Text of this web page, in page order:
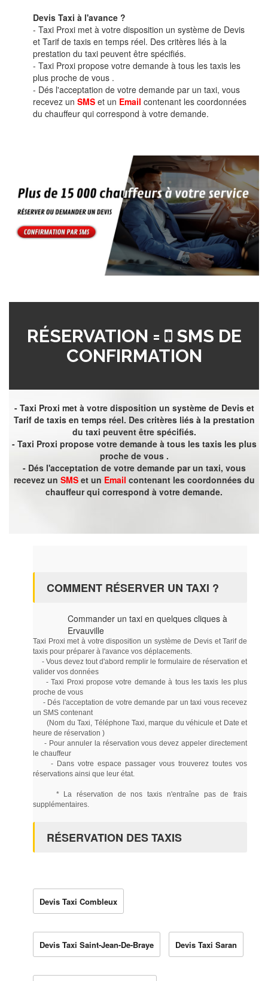
Devis Taxi à l'avance ?
- Taxi Proxi met à votre disposition un système de Devis
et Tarif de taxis en temps réel. Des critères liés à la
prestation du taxi peuvent être spécifiés.
- Taxi Proxi propose votre demande à tous les taxis les
plus proche de vous .
- Dés l'acceptation de votre demande par un taxi, vous
recevez un SMS et un Email contenant les coordonnées
du chauffeur qui correspond à votre demande.
RÉSERVATION =
SMS DE
CONFIRMATION
- Taxi Proxi met à votre disposition un système de Devis et
Tarif de taxis en temps réel. Des critères liés à la prestation
du taxi peuvent être spécifiés.
- Taxi Proxi propose votre demande à tous les taxis les plus
proche de vous .
- Dés l'acceptation de votre demande par un taxi, vous
recevez un SMSet un Email contenant les coordonnées du
chauffeur qui correspond à votre demande.
COMMENT RÉSERVER UN TAXI ?
Commander un taxi en quelques cliques à
Ervauville
Taxi Proxi met à votre disposition un système de Devis et Tarif de
taxis pour préparer à l'avance vos déplacements.
- Vous devez tout d'abord remplir le formulaire de réservation et
valider vos données
- Taxi Proxi propose votre demande à tous les taxis les plus
proche de vous
- Dés l'acceptation de votre demande par un taxi vous recevez
un SMS contenant
(Nom du Taxi, Téléphone Taxi, marque du véhicule et Date et
heure de réservation )
- Pour annuler la réservation vous devez appeler directement
le chauffeur
- Dans votre espace passager vous trouverez toutes vos
réservations ainsi que leur état.
* La réservation de nos taxis n'entraîne pas de frais
supplémentaires.
RÉSERVATION DES TAXIS
Devis Taxi Combleux
Devis Taxi Saint-Jean-De-Braye Devis Taxi Saran